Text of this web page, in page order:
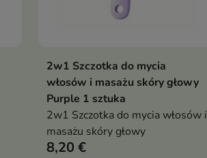
Dodaj do koszyka
2w1 Szczotka do mycia
włosów i masażu skóry głowy
Purple 1 sztuka
2w1 Szczotka do mycia włosów i
masażu skóry głowy
8,20 €